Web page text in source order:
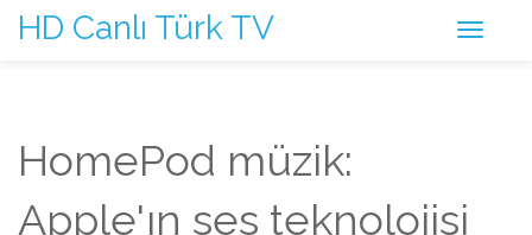
HD Canlı Türk TV
HomePod müzik:
Apple'ın ses teknolojisi